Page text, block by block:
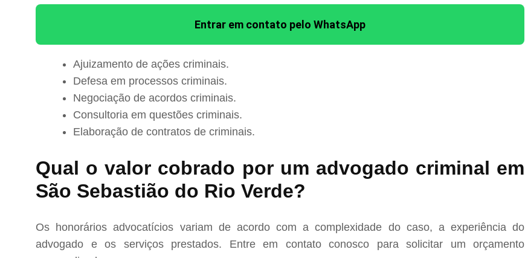
Entrar em contato pelo WhatsApp
Ajuizamento de ações criminais.
Defesa em processos criminais.
Negociação de acordos criminais.
Consultoria em questões criminais.
Elaboração de contratos de criminais.
Qual o valor cobrado por um advogado criminal em
São Sebastião do Rio Verde?
Os honorários advocatícios variam de acordo com a complexidade do caso, a experiência do
advogado e os serviços prestados. Entre em contato conosco para solicitar um orçamento